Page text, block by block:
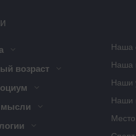
возраст
Наша
Наша
Наши
Наши